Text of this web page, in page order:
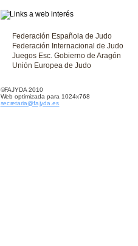
Federación Española de Judo
Federación Internacional de Judo
Juegos Esc. Gobierno de Aragón
Unión Europea de Judo
©FAJYDA 2010
Web optimizada para 1024x768
secretaria@fajyda.es